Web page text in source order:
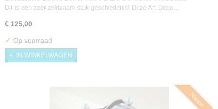
Rhunu broche
Dit is een zeer zeldzaam stuk geschiedenis! Deze Art Deco…
€ 125,00
✓ Op voorraad
IN WINKELWAGEN
Nieuw